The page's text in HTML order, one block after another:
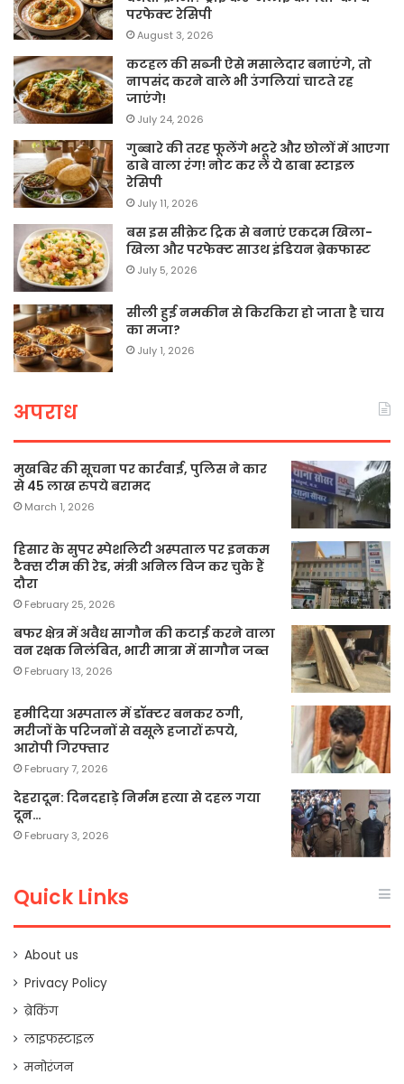
परफेक्ट रेसिपी
August 3, 2026
कटहल की सब्जी ऐसे मसालेदार बनाएंगे, तो
नापसंद करने वाले भी उंगलियां चाटते रह
जाएंगे!
July 24, 2026
गुब्बारे की तरह फूलेंगे भटूरे और छोलों में आएगा
ढाबे वाला रंग! नोट कर लें ये ढाबा स्टाइल
रेसिपी
July 11, 2026
बस इस सीक्रेट ट्रिक से बनाएं एकदम खिला-
खिला और परफेक्ट साउथ इंडियन ब्रेकफास्ट
July 5, 2026
सीली हुई नमकीन से किरकिरा हो जाता है चाय
का मजा?
July 1, 2026
अपराध
मुखबिर की सूचना पर कार्रवाई, पुलिस ने कार
से 45 लाख रुपये बरामद
March 1, 2026
हिसार के सुपर स्पेशलिटी अस्पताल पर इनकम
टैक्स टीम की रेड, मंत्री अनिल विज कर चुके हैं
दौरा
February 25, 2026
बफर क्षेत्र में अवैध सागौन की कटाई करने वाला
वन रक्षक निलंबित, भारी मात्रा में सागौन जब्त
February 13, 2026
हमीदिया अस्पताल में डॉक्टर बनकर ठगी,
मरीजों के परिजनों से वसूले हजारों रुपये,
आरोपी गिरफ्तार
February 7, 2026
देहरादून: दिनदहाड़े निर्मम हत्या से दहल गया
दून…
February 3, 2026
Quick Links
About us
Privacy Policy
ब्रेकिंग
लाइफस्टाइल
मनोरंजन